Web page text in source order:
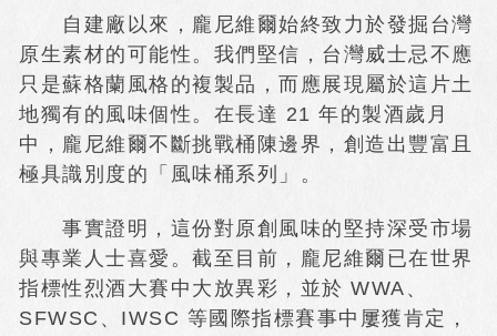
自建廠以來，龐尼維爾始終致力於發掘台灣
原生素材的可能性。我們堅信，台灣威士忌不應
只是蘇格蘭風格的複製品，而應展現屬於這片土
地獨有的風味個性。在長達 21 年的製酒歲月
中，龐尼維爾不斷挑戰桶陳邊界，創造出豐富且
極具識別度的「風味桶系列」。
事實證明，這份對原創風味的堅持深受市場
與專業人士喜愛。截至目前，龐尼維爾已在世界
指標性烈酒大賽中大放異彩，並於 WWA、
SFWSC、IWSC 等國際指標賽事中屢獲肯定，